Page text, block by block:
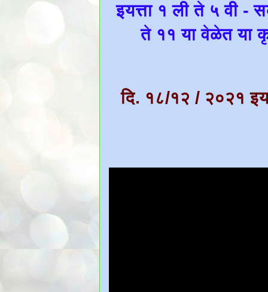
इयत्ता १ ली ते ५ वी -
ते ११ या वेळेत या
दि. १८/१२ / २०२१